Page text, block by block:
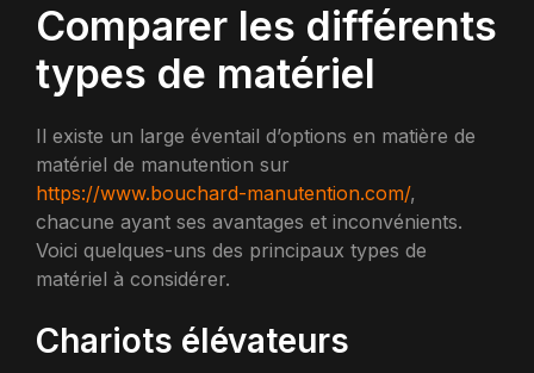
Comparer les différents
types de matériel
Il existe un large éventail d’options en matière de
matériel de manutention sur
https://www.bouchard-manutention.com/,
chacune ayant ses avantages et inconvénients.
Voici quelques-uns des principaux types de
matériel à considérer.
Chariots élévateurs